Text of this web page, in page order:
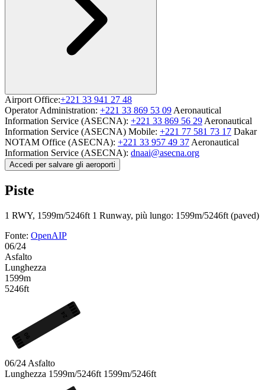
Airport Office:+221 33 941 27 48
Operator Administration: +221 33 869 53 09 Aeronautical
Information Service (ASECNA): +221 33 869 56 29 Aeronautical
Information Service (ASECNA) Mobile: +221 77 581 73 17 Dakar
NOTAM Office (ASECNA): +221 33 957 49 37 Aeronautical
Information Service (ASECNA): dnaai@asecna.org
Accedi per salvare gli aeroporti
Piste
1 RWY, 1599m/5246ft 1 Runway, più lungo: 1599m/5246ft (paved)
Fonte: OpenAIP
06/24
Asfalto
Lunghezza
1599m
5246ft
24
06
06/24 Asfalto
Lunghezza 1599m/5246ft 1599m/5246ft